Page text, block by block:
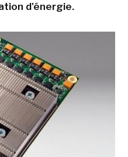
d'énergie.